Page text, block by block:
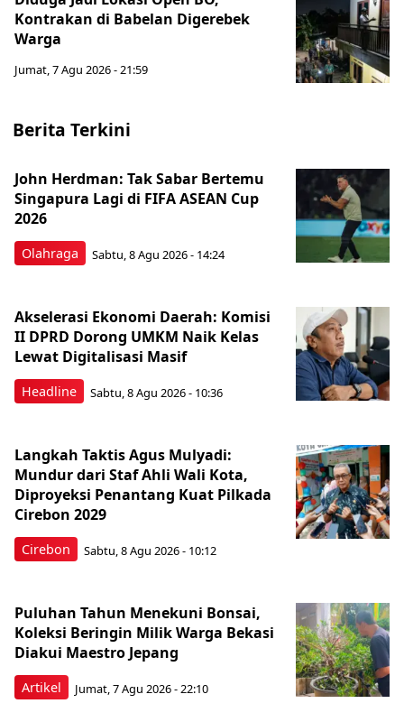
Kontrakan di Babelan Digerebek
Warga
Jumat, 7 Agu 2026 - 21:59
Berita Terkini
Olahraga
John Herdman: Tak Sabar Bertemu
Singapura Lagi di FIFA ASEAN Cup
2026
Sabtu, 8 Agu 2026 - 14:24
Headline
Akselerasi Ekonomi Daerah: Komisi
II DPRD Dorong UMKM Naik Kelas
Lewat Digitalisasi Masif
Sabtu, 8 Agu 2026 - 10:36
Cirebon
Langkah Taktis Agus Mulyadi:
Mundur dari Staf Ahli Wali Kota,
Diproyeksi Penantang Kuat Pilkada
Cirebon 2029
Sabtu, 8 Agu 2026 - 10:12
Artikel
Puluhan Tahun Menekuni Bonsai,
Koleksi Beringin Milik Warga Bekasi
Diakui Maestro Jepang
Jumat, 7 Agu 2026 - 22:10